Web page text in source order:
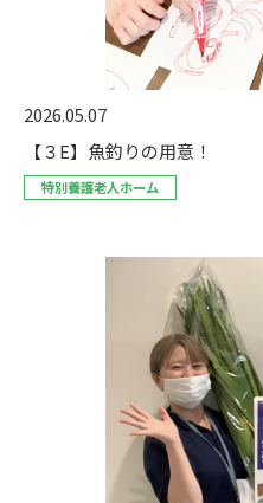
2026.05.07
【３E】魚釣りの用意！
特別養護老人ホーム